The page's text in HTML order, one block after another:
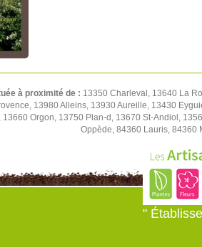
à proximité de : 13350 Charleval, 13640 La
13980 Alleins, 13930 Aureille, 13430
Orgon, 13750 Plan-d, 13670 St-Andiol,
Oppède, 84360 Lauris, 84360
"